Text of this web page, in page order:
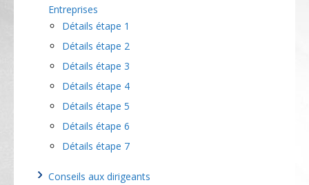
Les élus et votre projet
Avis d’experts
Idées & orientations nouvelles
Entreprises
Détails étape 1
Détails étape 2
Détails étape 3
Détails étape 4
Détails étape 5
Détails étape 6
Détails étape 7
Conseils aux dirigeants